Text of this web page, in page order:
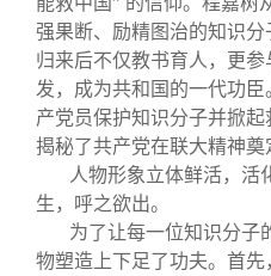
强果断、励精图治的知识
归来后不仅教书育人，更
发，成为共和国的一代功
产党员保护知识分子并掀起
揭秘了共产党在联大精神奠
人物形象立体鲜活，活
生，呼之欲出。
为了让每一位知识分子
物塑造上下足了功夫。首